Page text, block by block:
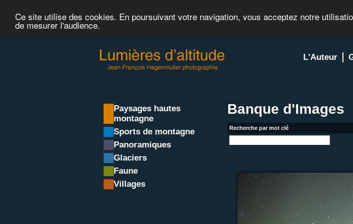
Ce site utilise des cookies. En poursuivant votre navigation, vous acceptez notre
de mesurer l'audience.
L'Auteur
Paysages hautes
montagne
Sports de montagne
Panoramiques
Glaciers
Faune
Villages
Banque d'Images
Recherche par mot clé